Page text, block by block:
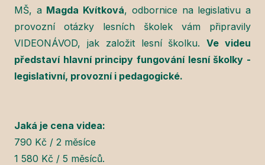
MŠ, a Magda Kvítková, odbornice na legislativu a
provozní otázky lesních školek vám připravily
VIDEONÁVOD, jak založit lesní školku.Ve videu
představí hlavní principy fungování lesní školky -
legislativní, provozní i pedagogické.
Jaká je cena videa:
790 Kč / 2 měsíce
1 580 Kč / 5 měsíců.